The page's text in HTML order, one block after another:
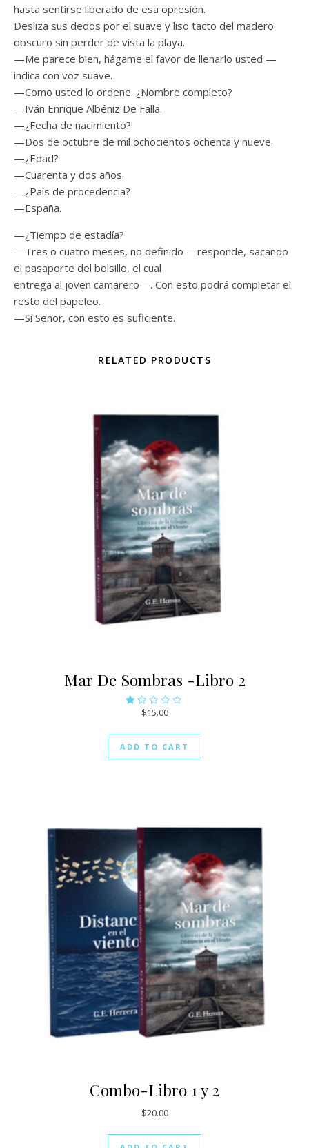
hasta sentirse liberado de esa opresión.
Desliza sus dedos por el suave y liso tacto del madero
obscuro sin perder de vista la playa.
—Me parece bien, hágame el favor de llenarlo usted —
indica con voz suave.
—Como usted lo ordene. ¿Nombre completo?
—Iván Enrique Albéniz De Falla.
—¿Fecha de nacimiento?
—Dos de octubre de mil ochocientos ochenta y nueve.
—¿Edad?
—Cuarenta y dos años.
—¿País de procedencia?
—España.
—¿Tiempo de estadía?
—Tres o cuatro meses, no definido —responde, sacando
el pasaporte del bolsillo, el cual
entrega al joven camarero—. Con esto podrá completar el
resto del papeleo.
—Sí Señor, con esto es suficiente.
RELATED PRODUCTS
Mar De Sombras -Libro 2
1.0
0
out
$15.00
ADD TO CART
Combo-Libro 1 y 2
$20.00